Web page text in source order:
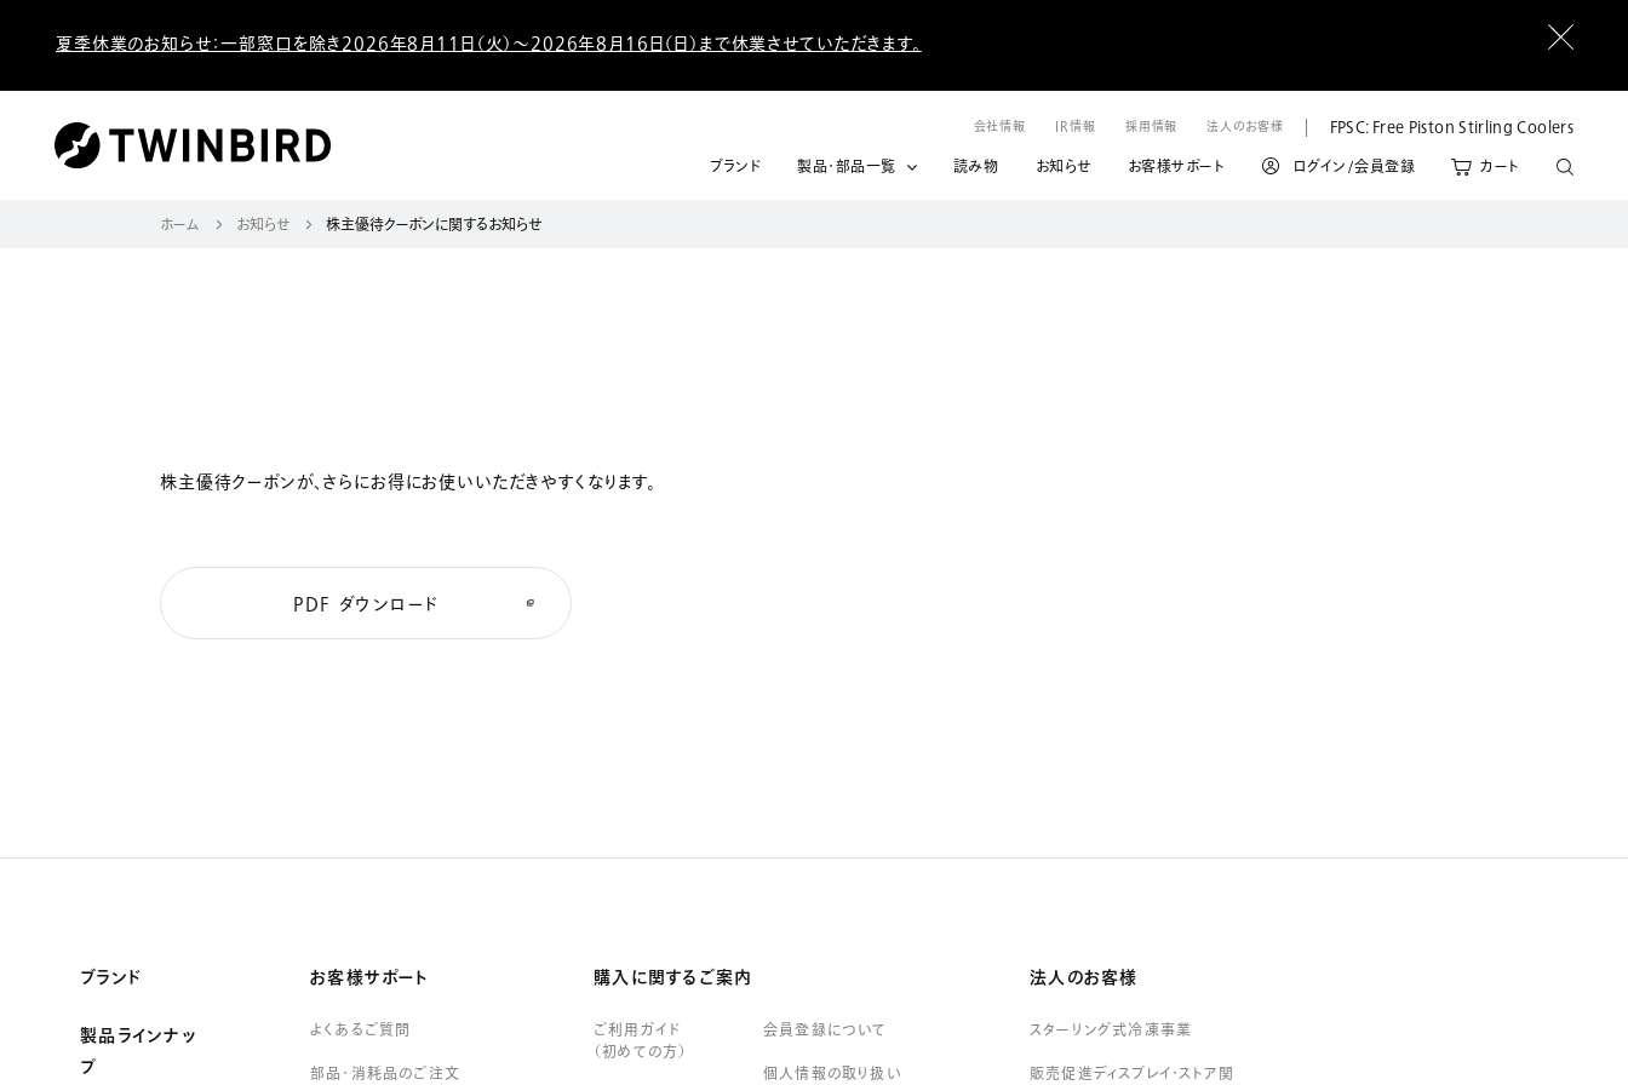
夏季休業のお知らせ：一部窓口を除き2026年8月11日（火）～2026年8月16日（日）まで休業させていただきます。
会社情報 IR情報 採用情報 法人のお客様
FPSC: Free Piston Stirling Coolers
ブランド
製品・部品一覧 読み物 お知らせ お客様サポート ログイン/会員登録 カート
ホーム お知らせ 株主優待クーポンに関するお知らせ
株主優待クーポンが、さらにお得にお使いいただきやすくなります。
PDF ダウンロード
ブランド
製品ラインナッ
プ
お客様サポート
よくあるご質問
部品・消耗品のご注文
購入に関するご案内
ご利用ガイド
（初めての方）
会員登録について
個人情報の取り扱い
法人のお客様
スターリング式冷凍事業
販売促進ディスプレイ・ストア関